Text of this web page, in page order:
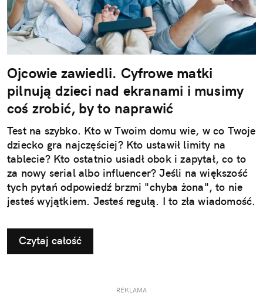
Ojcowie zawiedli. Cyfrowe matki
pilnują dzieci nad ekranami i musimy
coś zrobić, by to naprawić
Test na szybko. Kto w Twoim domu wie, w co Twoje
dziecko gra najczęściej? Kto ustawił limity na
tablecie? Kto ostatnio usiadł obok i zapytał, co to
za nowy serial albo influencer? Jeśli na większość
tych pytań odpowiedź brzmi "chyba żona", to nie
jesteś wyjątkiem. Jesteś regułą. I to zła wiadomość.
Czytaj całość
REKLAMA